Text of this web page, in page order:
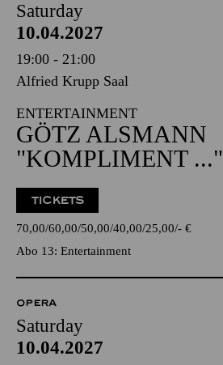
Saturday
10.04.2027
19:00 - 21:00
Alfried Krupp Saal
ENTERTAINMENT
GÖTZ ALSMANN
"KOMPLIMENT ..."
TICKETS
70,00 60,00 50,00 40,00 25,00 - €
Abo 13: Entertainment
OPERA
Saturday
10.04.2027